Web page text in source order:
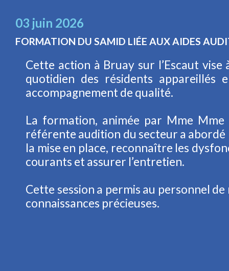
03 juin 2026
FORMATION DU SAMID LIÉE AUX AIDES
Cette action à Bruay sur l’Escaut vise
quotidien des résidents appareillés
accompagnement de qualité.
La formation, animée par Mme Mme
référente audition du secteur a abordé
la mise en place, reconnaître les
courants et assurer l’entretien.
Cette session a permis au personnel
connaissances précieuses.